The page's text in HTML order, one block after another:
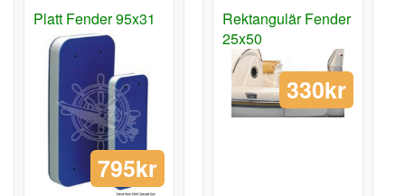
Platt Fender 95x31
795kr
Rektangulär Fender
25x50
330kr